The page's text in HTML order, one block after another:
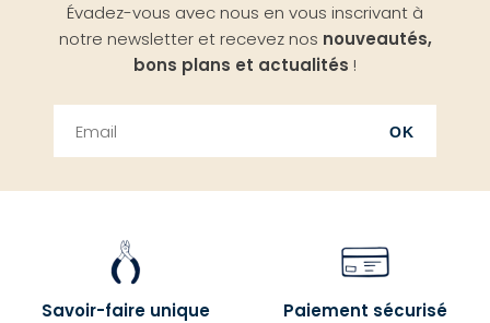
Évadez-vous avec nous en vous inscrivant à
notre newsletter et recevez nos nouveautés,
bons plans et actualités !
OK
Savoir-faire unique
Paiement sécurisé